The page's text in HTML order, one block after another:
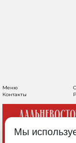
Меню
Контакты
Мы